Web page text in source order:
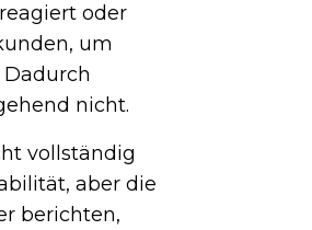
oder
um
nicht.
vollständig
aber die
berichten,